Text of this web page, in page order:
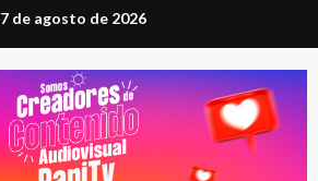
7 de agosto de 2026